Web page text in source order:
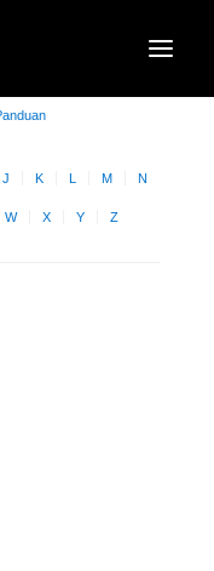
J K L M N
W X Y Z